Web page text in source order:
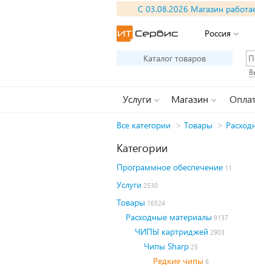
С 03.08.2026 Магазин
Россия
Каталог товаров
Услуги Магазин
Все категории > Товары >
Категории
Программное обеспечение 11
Услуги 2530
Товары 16524
Расходные материалы 9137
ЧИПЫ картриджей 2903
Чипы Sharp 25
Редкие чипы 6